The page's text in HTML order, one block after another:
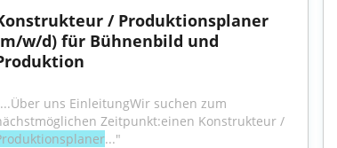
/ Produktionsplaner
w/d) für Bühnenbild und
uns EinleitungWir suchen zum
..."